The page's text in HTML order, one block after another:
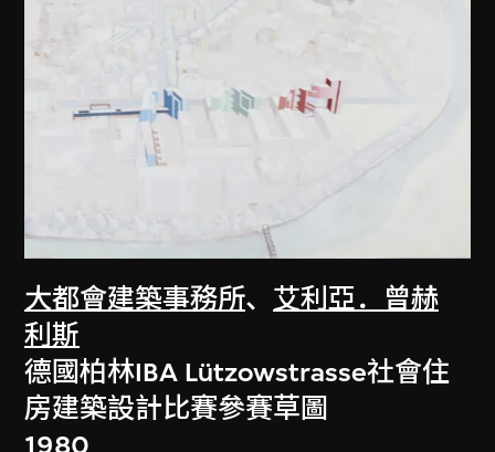
大都會建築事務所、 艾利亞．曾赫
利斯
德國柏林IBA Lützowstrasse社會住
房建築設計比賽參賽草圖
1980